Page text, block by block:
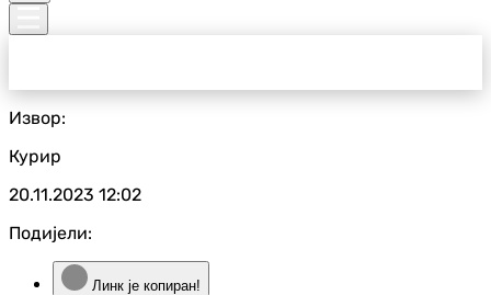
Извор:
Курир
20.11.2023 12:02
Подијели:
Линк је копиран!